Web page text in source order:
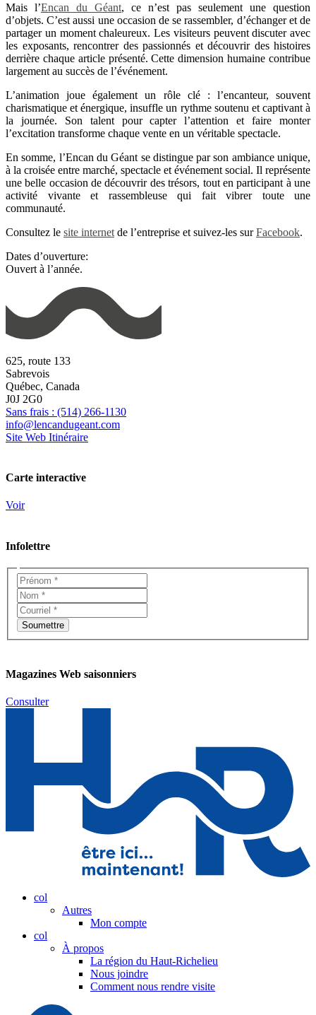
Mais l’Encan du Géant, ce n’est pas seulement une question
d’objets. C’est aussi une occasion de se rassembler, d’échanger et de
partager un moment chaleureux. Les visiteurs peuvent discuter avec
les exposants, rencontrer des passionnés et découvrir des histoires
derrière chaque article présenté. Cette dimension humaine contribue
largement au succès de l’événement.
L’animation joue également un rôle clé : l’encanteur, souvent
charismatique et énergique, insuffle un rythme soutenu et captivant à
la journée. Son talent pour capter l’attention et faire monter
l’excitation transforme chaque vente en un véritable spectacle.
En somme, l’Encan du Géant se distingue par son ambiance unique,
à la croisée entre marché, spectacle et événement social. Il représente
une belle occasion de découvrir des trésors, tout en participant à une
activité vivante et rassembleuse qui fait vibrer toute une
communauté.
Consultez le site internet de l’entreprise et suivez-les surFacebook.
Dates d’ouverture:
Ouvert à l’année.
625, route 133
Sabrevois
Québec, Canada
J0J 2G0
Sans frais : (514) 266-1130
info@lencandugeant.com
Site Web Itinéraire
Carte interactive
Voir
Infolettre
Magazines Web saisonniers
Consulter
col
Autres
Mon compte
col
À propos
La région du Haut-Richelieu
Nous joindre
Comment nous rendre visite